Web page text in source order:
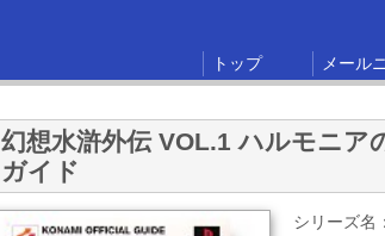
トップ メール
幻想水滸外伝 VOL.1 ハルモニア
ガイド
シリーズ名